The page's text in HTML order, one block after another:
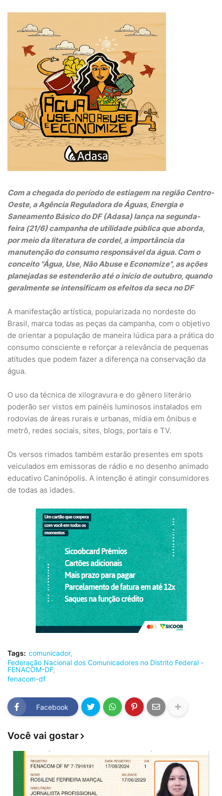
Com a chegada do período de estiagem na região Centro-
Oeste, a Agência Reguladora de Águas, Energia e
Saneamento Básico do DF (Adasa) lança na segunda-
feira (21/6) campanha de utilidade pública que aborda,
por meio da literatura de cordel, a importância da
manutenção do consumo responsável da água. Com o
conceito "Água, Use, Não Abuse e Economize", as ações
planejadas se estenderão até o início de outubro, quando
geralmente se intensificam os efeitos da seca no DF
A manifestação artística, popularizada no nordeste do
Brasil, marca todas as peças da campanha, com o objetivo
de orientar a população de maneira lúdica para a prática do
consumo consciente e reforçar a relevância de pequenas
atitudes que podem fazer a diferença na conservação da
água.
O uso da técnica de xilogravura e do gênero literário
poderão ser vistos em painéis luminosos instalados em
rodovias de áreas rurais e urbanas, mídia em ônibus e
metrô, redes sociais, sites, blogs, portais e TV.
Os versos rimados também estarão presentes em spots
veiculados em emissoras de rádio e no desenho animado
educativo Caninópolis. A intenção é atingir consumidores
de todas as idades.
Tags: comunicador
Federação Nacional dos Comunicadores no Distrito Federal -
FENACOM-DF
fenacom-df
Facebook
Você vai gostar